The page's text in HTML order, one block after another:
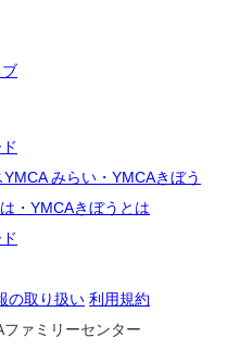
みらい・YMCAきぼう
・YMCAきぼうとは
の取り扱い 利用規約
ァミリーセンター